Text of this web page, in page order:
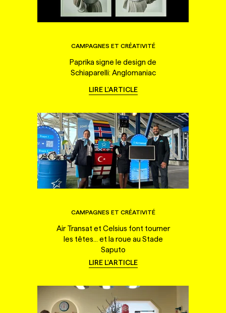
CAMPAGNES ET CRÉATIVITÉ
Paprika signe le design de
Schiaparelli: Anglomaniac
LIRE L'ARTICLE
CAMPAGNES ET CRÉATIVITÉ
Air Transat et Celsius font tourner
les têtes... et la roue au Stade
Saputo
LIRE L'ARTICLE